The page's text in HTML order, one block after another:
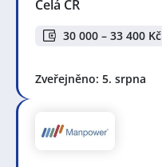
Celá ČR
30 000 – 33 400 Kč
Zveřejněno: 5. srpna